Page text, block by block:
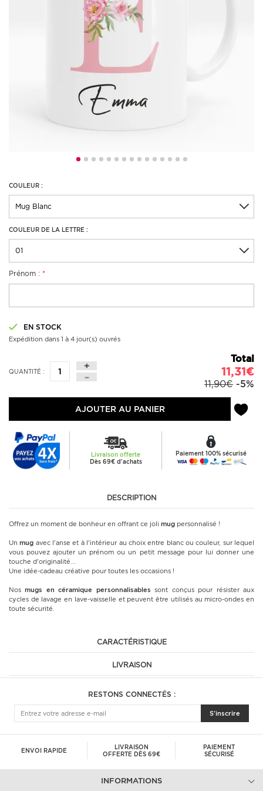
COULEUR :
COULEUR DE LA LETTRE :
Prénom : *
EN STOCK
Expédition dans 1 à 4 jour(s) ouvrés
QUANTITÉ :
Total
11,31€
11,90€ -5%
AJOUTER AU PANIER
Livraison offerte
Dès 69€ d'achats
Paiement 100% sécurisé
DESCRIPTION
Offrez un moment de bonheur en offrant ce joli mug personnalisé !
Unmug avec l'anse et à l'intérieur au choix entre blanc ou couleur, sur lequel
vous pouvez ajouter un prénom ou un petit message pour lui donner une
touche d'originalité...
Une idée-cadeau créative pour toutes les occasions !
Nosmugs en céramique personnalisables sont conçus pour résister aux
cycles de lavage en lave-vaisselle et peuvent être utilisés au micro-ondes en
toute sécurité.
CARACTÉRISTIQUE
LIVRAISON
RESTONS CONNECTÉS :
S'inscrire
ENVOI RAPIDE
LIVRAISON
OFFERTE DÈS 69€
PAIEMENT
SÉCURISÉ
INFORMATIONS